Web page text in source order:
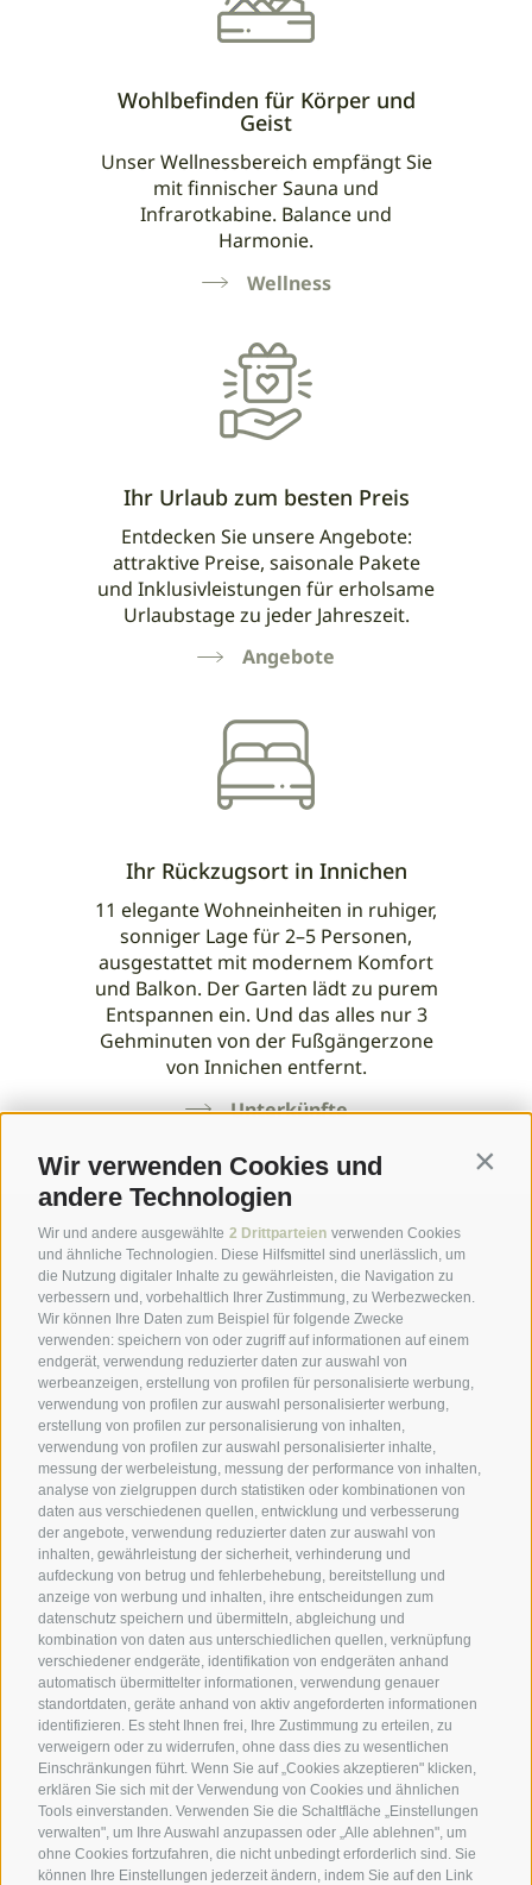
Wir verwenden Cookies und
andere Technologien
Wir und andere ausgewählte 2 Drittparteien verwenden Cookies
und ähnliche Technologien. Diese Hilfsmittel sind unerlässlich, um
die Nutzung digitaler Inhalte zu gewährleisten, die Navigation zu
verbessern und, vorbehaltlich Ihrer Zustimmung, zu Werbezwecken.
Wir können Ihre Daten zum Beispiel für folgende Zwecke
verwenden: speichern von oder zugriff auf informationen auf einem
endgerät, verwendung reduzierter daten zur auswahl von
werbeanzeigen, erstellung von profilen für personalisierte werbung,
verwendung von profilen zur auswahl personalisierter werbung,
erstellung von profilen zur personalisierung von inhalten,
verwendung von profilen zur auswahl personalisierter inhalte,
messung der werbeleistung, messung der performance von inhalten,
analyse von zielgruppen durch statistiken oder kombinationen von
daten aus verschiedenen quellen, entwicklung und verbesserung
der angebote, verwendung reduzierter daten zur auswahl von
inhalten, gewährleistung der sicherheit, verhinderung und
aufdeckung von betrug und fehlerbehebung, bereitstellung und
anzeige von werbung und inhalten, ihre entscheidungen zum
datenschutz speichern und übermitteln, abgleichung und
kombination von daten aus unterschiedlichen quellen, verknüpfung
verschiedener endgeräte, identifikation von endgeräten anhand
automatisch übermittelter informationen, verwendung genauer
standortdaten, geräte anhand von aktiv angeforderten informationen
identifizieren. Es steht Ihnen frei, Ihre Zustimmung zu erteilen, zu
verweigern oder zu widerrufen, ohne dass dies zu wesentlichen
Einschränkungen führt. Wenn Sie auf „Cookies akzeptieren" klicken,
erklären Sie sich mit der Verwendung von Cookies und ähnlichen
Tools einverstanden. Verwenden Sie die Schaltfläche „Einstellungen
verwalten", um Ihre Auswahl anzupassen oder „Alle ablehnen", um
ohne Cookies fortzufahren, die nicht unbedingt erforderlich sind. Sie
können Ihre Einstellungen jederzeit ändern, indem Sie auf den Link
Wohlbefinden für Körper und
Geist
Unser Wellnessbereich empfängt Sie
mit finnischer Sauna und
Infrarotkabine. Balance und
Harmonie.
Wellness
Ihr Urlaub zum besten Preis
Entdecken Sie unsere Angebote:
attraktive Preise, saisonale Pakete
und Inklusivleistungen für erholsame
Urlaubstage zu jeder Jahreszeit.
Angebote
Ihr Rückzugsort in Innichen
11 elegante Wohneinheiten in ruhiger,
sonniger Lage für 2–5 Personen,
ausgestattet mit modernem Komfort
und Balkon. Der Garten lädt zu purem
Entspannen ein. Und das alles nur 3
Gehminuten von der Fußgängerzone
von Innichen entfernt.
Unterkünfte
T+39 0474 916 153
WhatsApp+39 347 165 8501
info@piccolohoteltempele.com
Piccolohotel Tempele
St. Korbinianstraße 4
39038 Innichen
Hochpustertal
Nützliche Links
Wichtige Infos
Einkaufskorb